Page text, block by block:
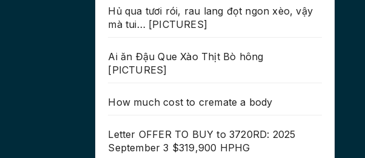
Hủ qua tươi rói, rau lang đọt ngon xèo, vậy
mà tui… [PICTURES]
Ai ăn Đậu Que Xào Thịt Bò hông
[PICTURES]
How much cost to cremate a body
Letter OFFER TO BUY to 3720RD: 2025
September 3 $319,900 HPHG